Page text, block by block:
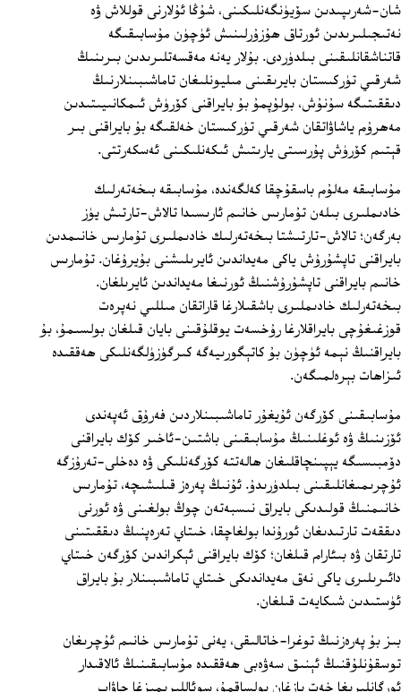
شان-شەرىپىدىن سۆيۈنگەنلىكىنى، شۇڭا ئۇلارنى قوللاش ۋە
نەتىجىلىرىدىن ئورتاق ھۇزۇرلىنىش ئۈچۈن مۇسابىقىگە
قاتناشقانلىقىنى بىلدۈردى. بۇلار يەنە مەقسەتلىرىدىن بىرىنىڭ
شەرقىي تۈركىستان بايرىقىنى مىليونلىغان تاماشىبىنلارنىڭ
دىققىتىگە سۇنۇش، بولۇپمۇ بۇ بايراقنى كۆرۈش ئىمكانىيىتىدىن
مەھرۇم ياشاۋاتقان شەرقىي تۈركىستان خەلقىگە بۇ بايراقنى بىر
قېتىم كۆرۈش پۇرسىتى يارىتىش ئىكەنلىكىنى ئەسكەرتتى.
مۇسابىقە مەلۇم باسقۇچقا كەلگەندە، مۇسابىقە بىخەتەرلىك
خادىملىرى بىلەن تۇمارىس خانىم ئارىسىدا تالاش-تارتىش يۈز
بەرگەن؛ تالاش-تارتىشتا بىخەتەرلىك خادىملىرى تۇمارىس خانىمدىن
بايراقنى تاپشۇرۇش ياكى مەيداندىن ئايرىلىشنى بۇيرۇغان. تۇمارىس
خانىم بايراقنى تاپشۇرۇشنىڭ ئورنىغا مەيداندىن ئايرىلغان.
بىخەتەرلىك خادىملىرى باشقىلارغا قاراتقان مىللىي نەپرەت
قوزغىغۇچى بايراقلارغا رۇخسەت يوقلۇقىنى بايان قىلغان بولسىمۇ، بۇ
بايراقنىڭ نېمە ئۈچۈن بۇ كاتېگورىيەگە كىرگۈزۈلگەنلىكى ھەققىدە
ئىزاھات بېرەلمىگەن.
مۇسابىقىنى كۆرگەن ئۇيغۇر تاماشىبىنلاردىن فەرۇق ئەپەندى
ئۆزىنىڭ ۋە ئوغلىنىڭ مۇسابىقىنى باشتىن-ئاخىر كۆك بايراقنى
دۆمبىسىگە يېپىنچاقلىغان ھالەتتە كۆرگەنلىكى ۋە دەخلى-تەرۇزگە
ئۇچرىمىغانلىقىنى بىلدۈرىدۇ. ئۇنىڭ پەرەز قىلىشىچە، تۇمارىس
خانىمنىڭ قولىدىكى بايراق نىسبەتەن چوڭ بولغىنى ۋە ئورنى
دىققەت تارتىدىغان ئورۇندا بولغاچقا، خىتاي تەرەپنىڭ دىققىتىنى
تارتقان ۋە بىئارام قىلغان؛ كۆك بايراقنى ئېكراندىن كۆرگەن خىتاي
دائىرىلىرى ياكى نەق مەيداندىكى خىتاي تاماشىبىنلار بۇ بايراق
ئۈستىدىن شىكايەت قىلغان.
بىز بۇ پەرەزنىڭ توغرا-خاتالىقى، يەنى تۇمارىس خانىم ئۇچرىغان
توسقۇنلۇقنىڭ ئېنىق سەۋەبى ھەققىدە مۇسابىقىنىڭ ئالاقىدار